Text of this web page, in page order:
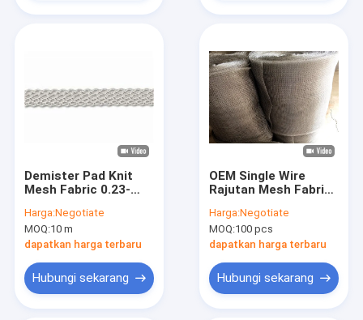
Demister Pad Knit
Mesh Fabric 0.23-
Untuk Filter
Harga:Negotiate
MOQ:10 m
dapatkan harga terbaru
Hubungi sekarang
OEM Single Wire
Rajutan Mesh Fabric
0.23mm 25mm Lebar
Untuk Filtrasi
Harga:Negotiate
MOQ:100 pcs
dapatkan harga terbaru
Hubungi sekarang